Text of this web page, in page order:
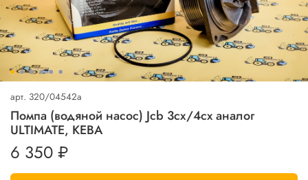
арт. 320/04542a
Помпа (водяной насос) Jcb 3cx/4cx аналог
ULTIMATE, KEBA
6 350 ₽